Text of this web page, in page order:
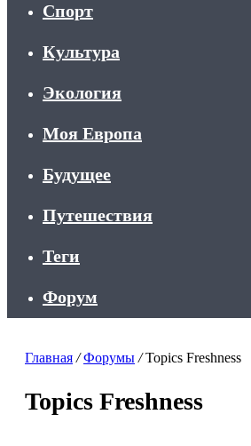
Спорт
Культура
Экология
Моя Европа
Будущее
Путешествия
Теги
Форум
Главная / Форумы / Topics Freshness
Topics Freshness